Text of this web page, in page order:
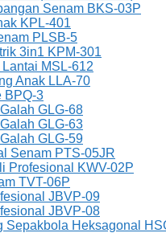
Senam BKS-03P
KPL-401
PLSB-5
3in1 KPM-301
MSL-612
Anak LLA-70
BPQ-3
GLG-68
GLG-63
GLG-59
Senam PTS-05JR
Profesional KWV-02P
TVT-06P
JBVP-09
JBVP-08
Sepakbola Heksagonal